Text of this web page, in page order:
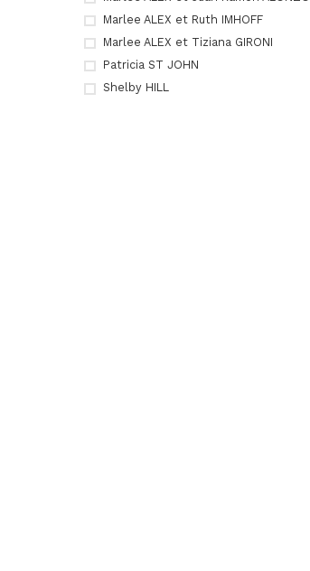
Marlee ALEX et Ruth IMHOFF
Marlee ALEX et Tiziana GIRONI
Patricia ST JOHN
Shelby HILL